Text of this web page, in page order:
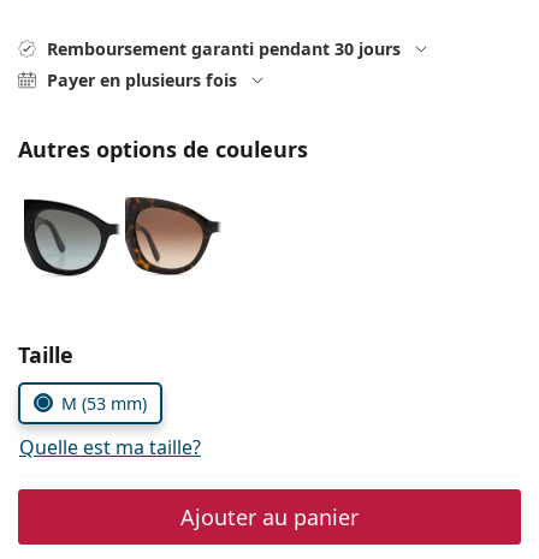
Persol
Prada
Toutes les marques
Remboursement garanti pendant 30 jours
Payer en plusieurs fois
Autres options de couleurs
Choisissez les paramètres
Taille
M (53 mm)
Quelle est ma taille?
Ajouter au panier